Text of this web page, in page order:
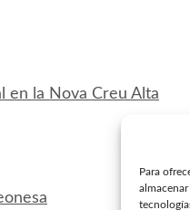
Para
en la Nova Creu Alta